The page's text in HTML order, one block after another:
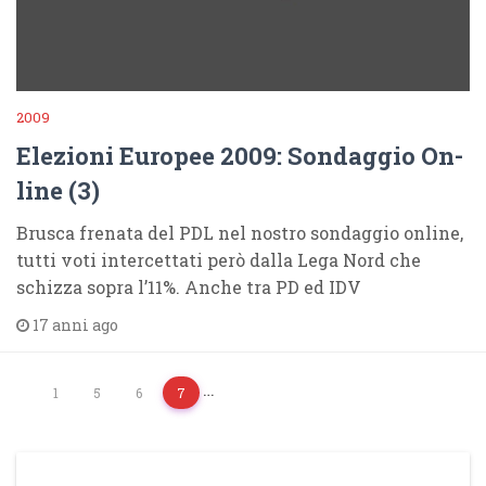
2009
Elezioni Europee 2009: Sondaggio On-
line (3)
Brusca frenata del PDL nel nostro sondaggio online,
tutti voti intercettati però dalla Lega Nord che
schizza sopra l’11%. Anche tra PD ed IDV
17 anni ago
1 …
5 6 7